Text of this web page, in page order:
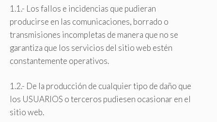
1.1.- Los fallos e incidencias que pudieran
producirse en las comunicaciones, borrado o
transmisiones incompletas de manera que no se
garantiza que los servicios del sitio web estén
constantemente operativos.
1.2.- De la producción de cualquier tipo de daño que
los USUARIOS o terceros pudiesen ocasionar en el
sitio web.